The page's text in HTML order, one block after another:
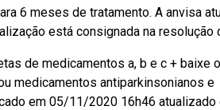
6 meses de tratamento. A anvisa
está consignada na resolução
de medicamentos a, b e c + baixe
medicamentos antiparkinsonianos e
em 05/11/2020 16h46 atualizado